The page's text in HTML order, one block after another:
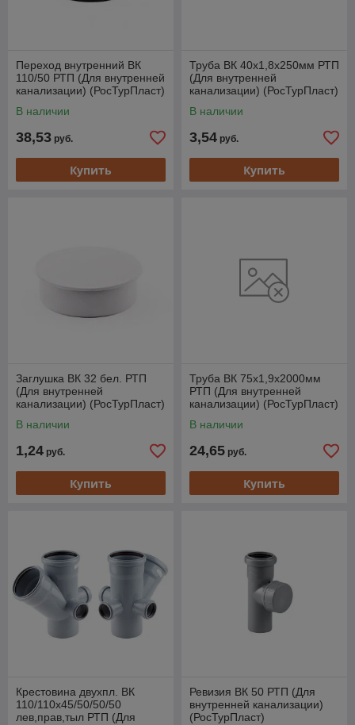
Переход внутренний ВК
110/50 РТП (Для внутренней
канализации) (РосТурПласт)
В наличии
38,53 руб.
Купить
Труба ВК 40х1,8х250мм РТП
(Для внутренней
канализации) (РосТурПласт)
В наличии
3,54 руб.
Купить
Заглушка ВК 32 бел. РТП
(Для внутренней
канализации) (РосТурПласт)
В наличии
1,24 руб.
Купить
Труба ВК 75х1,9х2000мм
РТП (Для внутренней
канализации) (РосТурПласт)
В наличии
24,65 руб.
Купить
Крестовина двухпл. ВК
110/110х45/50/50/50
лев,прав,тыл РТП (Для
Ревизия ВК 50 РТП (Для
внутренней канализации)
(РосТурПласт)